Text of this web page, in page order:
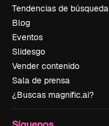
Tendencias de búsqueda
Blog
Eventos
Slidesgo
Vender contenido
Sala de prensa
¿Buscas magnific.ai?